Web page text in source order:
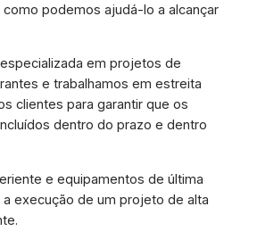
podemos ajudá-lo a alcançar
em projetos de
e trabalhamos em estreita
clientes para garantir que os
dentro do prazo e dentro
e equipamentos de última
execução de um projeto de alta